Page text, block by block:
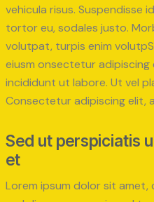
vehicula risus. Suspendisse
tortor eu, sodales justo.
volutpat, turpis enim
eiusm onsectetur
incididunt ut labore. Ut vel
Consectetur adipiscing elit,
Sed ut perspiciatis
et
Lorem ipsum dolor sit